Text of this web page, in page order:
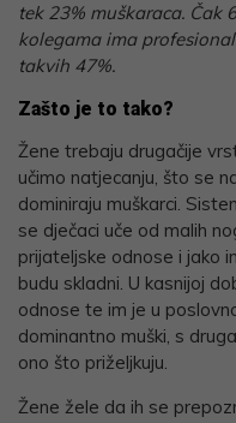
tek 23% muškaraca. Čak
kolegama ima
takvih 47%.
Zašto je to tako?
Žene trebaju drugačije
učimo natjecanju, što se
dominiraju muškarci.
se dječaci uče od malih
prijateljske odnose i jako
budu skladni. U kasnijoj
odnose te im je u
dominantno muški, s
ono što priželjkuju.
Žene žele da ih se